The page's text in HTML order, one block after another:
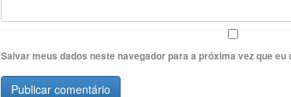
Salvar meus dados neste navegador para a próxima vez que eu